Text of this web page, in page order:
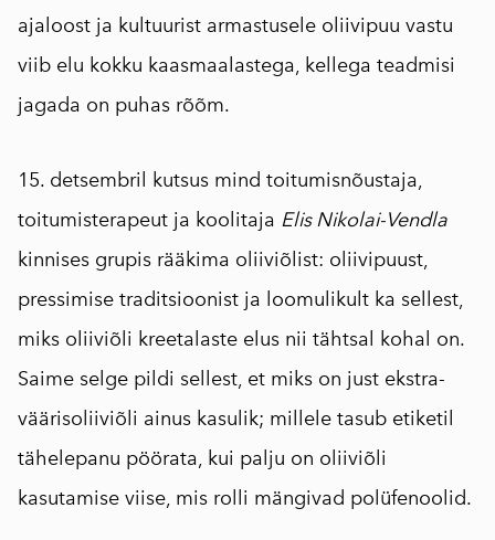
ajaloost ja kultuurist armastusele oliivipuu vastu
viib elu kokku kaasmaalastega, kellega teadmisi
jagada on puhas rõõm.
15. detsembril kutsus mind toitumisnõustaja,
toitumisterapeut ja koolitaja Elis Nikolai-Vendla
kinnises grupis rääkima oliiviõlist: oliivipuust,
pressimise traditsioonist ja loomulikult ka sellest,
miks oliiviõli kreetalaste elus nii tähtsal kohal on.
Saime selge pildi sellest, et miks on just ekstra-
väärisoliiviõli ainus kasulik; millele tasub etiketil
tähelepanu pöörata, kui palju on oliiviõli
kasutamise viise, mis rolli mängivad polüfenoolid.